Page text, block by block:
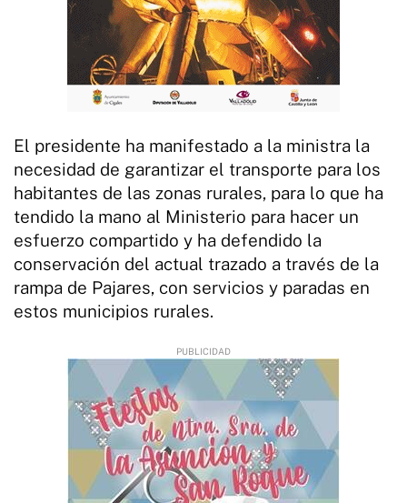
El presidente ha manifestado a la ministra la
necesidad de garantizar el transporte para los
habitantes de las zonas rurales, para lo que ha
tendido la mano al Ministerio para hacer un
esfuerzo compartido y ha defendido la
conservación del actual trazado a través de la
rampa de Pajares, con servicios y paradas en
estos municipios rurales.